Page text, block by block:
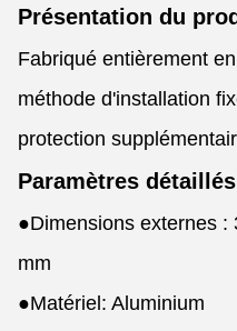
Présentation du
Fabriqué entièrement
méthode d'installation
protection
Paramètres détaillés
●Dimensions externes :
mm
●Matériel: Aluminium